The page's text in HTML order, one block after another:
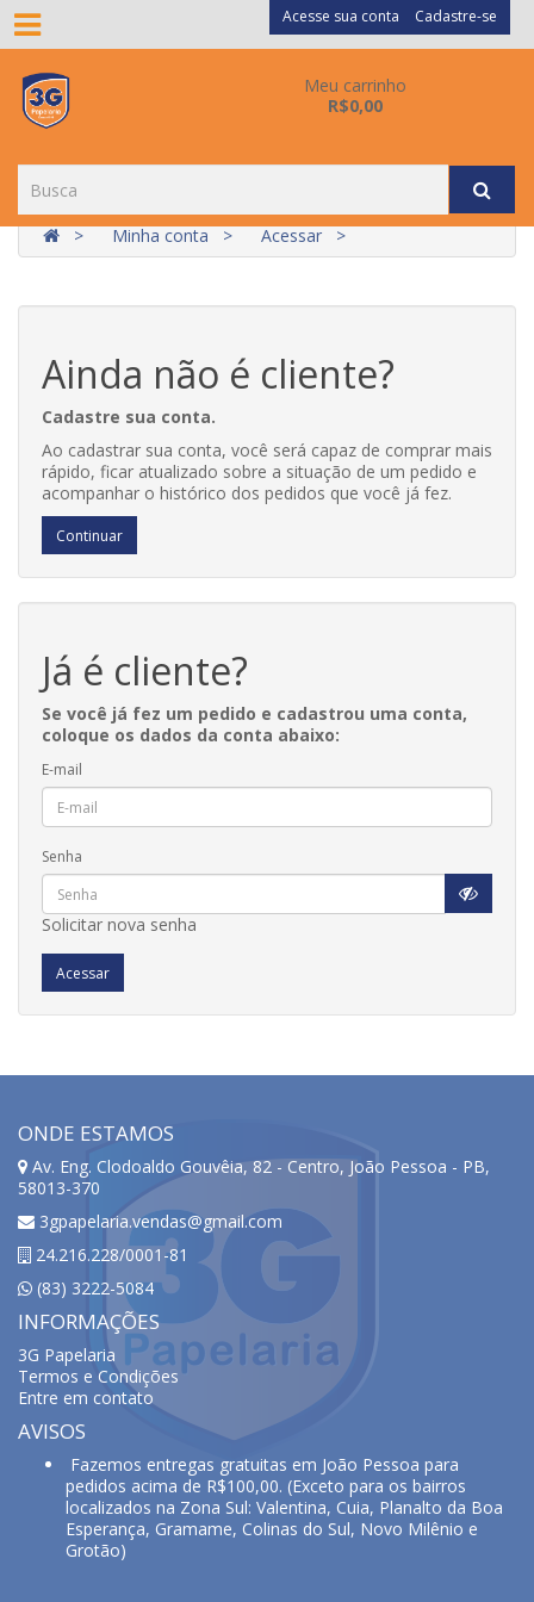
Acesse sua conta Cadastre-se
Meu carrinho
R$0,00
Minha conta Acessar
Ainda não é cliente?
Cadastre sua conta.
Ao cadastrar sua conta, você será capaz de comprar mais
rápido, ficar atualizado sobre a situação de um pedido e
acompanhar o histórico dos pedidos que você já fez.
Continuar
Já é cliente?
Se você já fez um pedido e cadastrou uma conta,
coloque os dados da conta abaixo:
E-mail
Senha
Solicitar nova senha
ONDE ESTAMOS
Av. Eng. Clodoaldo Gouvêia, 82 - Centro, João Pessoa - PB,
58013-370
3gpapelaria.vendas@gmail.com
24.216.228/0001-81
(83) 3222-5084
INFORMAÇÕES
3G Papelaria
Termos e Condições
Entre em contato
AVISOS
Fazemos entregas gratuitas em João Pessoa para
pedidos acima de R$100,00. (Exceto para os bairros
localizados na Zona Sul: Valentina, Cuia, Planalto da Boa
Esperança, Gramame, Colinas do Sul, Novo Milênio e
Grotão)